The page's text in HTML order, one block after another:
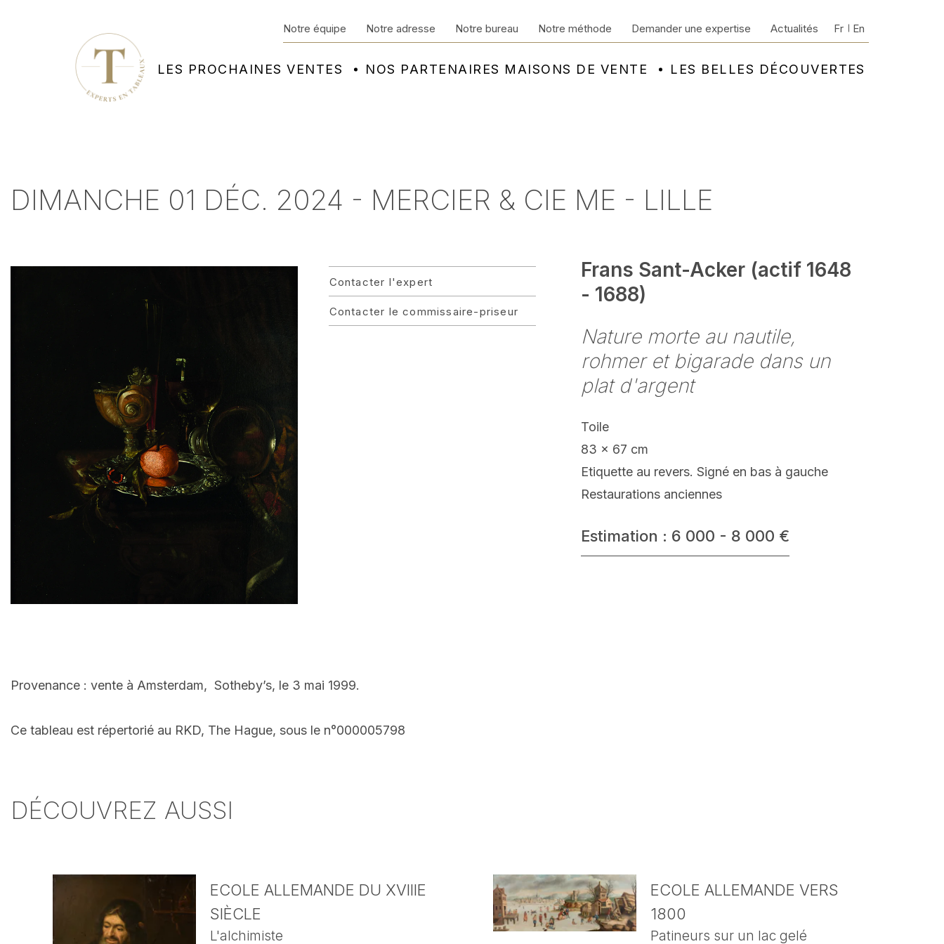
LES PROCHAINES VENTES NOS PARTENAIRES MAISONS DE VENTE LES BELLES DÉCOUVERTES
Notre équipe Notre adresse Notre bureau Notre méthode Demander une expertise Actualités Fr En
DIMANCHE 01 DÉC. 2024 - MERCIER & CIE ME - LILLE
Contacter l'expert
Contacter le commissaire-priseur
Frans Sant-Acker (actif 1648
- 1688)
Nature morte au nautile,
rohmer et bigarade dans un
plat d'argent
Toile
83 x 67 cm
Etiquette au revers. Signé en bas à gauche
Restaurations anciennes
Estimation : 6 000 - 8 000 €
Provenance : vente à Amsterdam, Sotheby’s, le 3 mai 1999.
Ce tableau est répertorié au RKD, The Hague, sous le n°000005798
DÉCOUVREZ AUSSI
ECOLE ALLEMANDE DU XVIIIE
SIÈCLE
L'alchimiste
ECOLE ALLEMANDE VERS
1800
Patineurs sur un lac gelé